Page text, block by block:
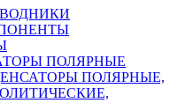
ПОЛЯРНЫЕ
ПОЛЯРНЫЕ,